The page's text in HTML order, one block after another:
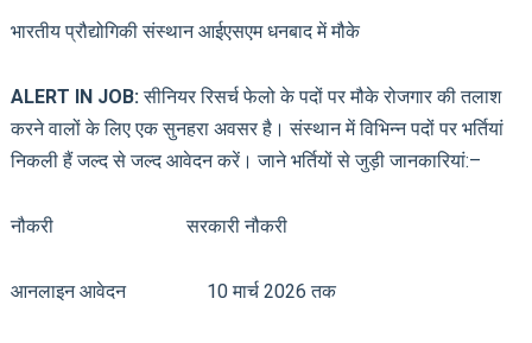
भारतीय प्रौद्योगिकी संस्थान आईएसएम धनबाद में मौके
ALERT IN JOB:सीनियर रिसर्च फेलो के पदों पर मौके रोजगार की तलाश
करने वालों के लिए एक सुनहरा अवसर है। संस्थान में विभिन्न पदों पर भर्तियां
निकली हैं जल्द से जल्द आवेदन करें। जाने भर्तियों से जुड़ी जानकारियां:–
नौकरी सरकारी नौकरी
आनलाइन आवेदन 10 मार्च 2026 तक